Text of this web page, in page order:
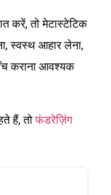
करें, तो मेटास्टेटिक
स्वस्थ आहार लेना,
कराना आवश्यक
हैं, तोफंडरेज़िंग